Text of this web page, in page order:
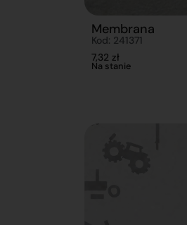
Membrana
Kod: 241371
7,32 zł
Na stanie